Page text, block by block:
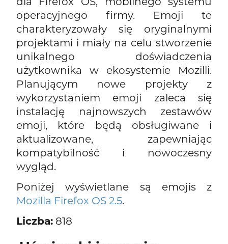
operacyjnego firmy. Emoji te
charakteryzowały się oryginalnymi
projektami i miały na celu stworzenie
unikalnego doświadczenia
użytkownika w ekosystemie Mozilli.
Planującym nowe projekty z
wykorzystaniem emoji zaleca się
instalację najnowszych zestawów
emoji, które będą obsługiwane i
aktualizowane, zapewniając
kompatybilność i nowoczesny
wygląd.
Poniżej wyświetlane są emojis z
Mozilla Firefox OS 2.5.
Liczba:818